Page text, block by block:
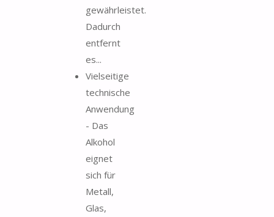
gewährleistet.
Dadurch
entfernt
es...
Vielseitige
technische
Anwendung
- Das
Alkohol
eignet
sich für
Metall,
Glas,